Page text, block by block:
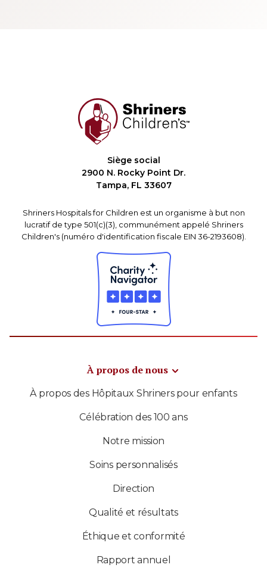
Siège social
2900 N. Rocky Point Dr.
Tampa, FL 33607
Shriners Hospitals for Children est un organisme à but non
lucratif de type 501(c)(3), communément appelé Shriners
Children's (numéro d'identification fiscale EIN 36-2193608).
À propos de nous
À propos des Hôpitaux Shriners pour enfants
Célébration des 100 ans
Notre mission
Soins personnalisés
Direction
Qualité et résultats
Éthique et conformité
Rapport annuel